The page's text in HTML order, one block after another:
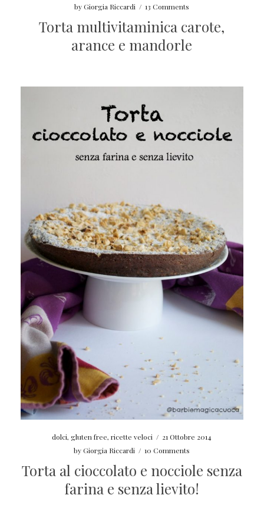
byGiorgia Riccardi / 13 Comments
Torta multivitaminica carote,
arance e mandorle
dolci,gluten free,ricette veloci / 21 Ottobre 2014
byGiorgia Riccardi / 10 Comments
Torta al cioccolato e nocciole senza
farina e senza lievito!